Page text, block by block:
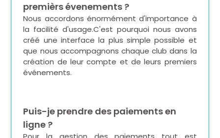
premièrs évenements ?
Nous accordons énormément d'importance à
la facilité d'usage.C'est pourquoi nous avons
créé une interface la plus simple possible et
que nous accompagnons chaque club dans la
création de leur compte et de leurs premiers
événements.
Puis-je prendre des paiements en
ligne ?